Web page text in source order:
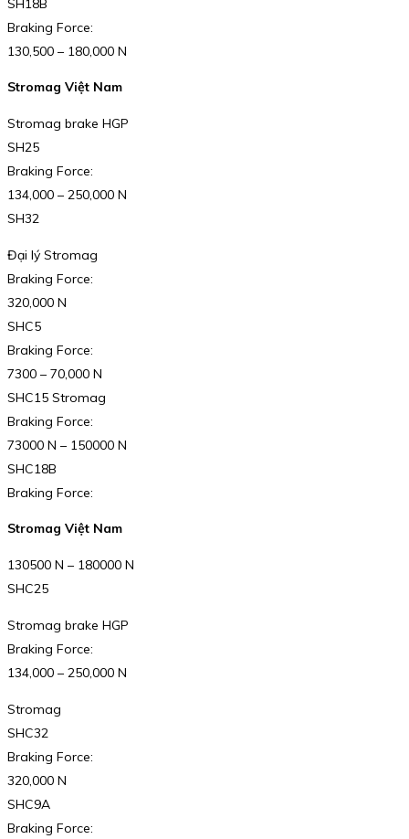
Braking Force:
130,500 – 180,000 N
Stromag Việt Nam
Stromag brake HGP
SH25
Braking Force:
134,000 – 250,000 N
SH32
Đại lý Stromag
Braking Force:
320,000 N
SHC5
Braking Force:
7300 – 70,000 N
SHC15 Stromag
Braking Force:
73000 N – 150000 N
SHC18B
Braking Force:
Stromag Việt Nam
130500 N – 180000 N
SHC25
Stromag brake HGP
Braking Force:
134,000 – 250,000 N
Stromag
SHC32
Braking Force:
320,000 N
SHC9A
Braking Force: